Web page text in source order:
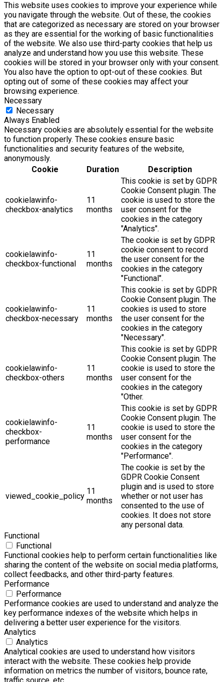
This website uses cookies to improve your experience while
you navigate through the website. Out of these, the cookies
that are categorized as necessary are stored on your browser
as they are essential for the working of basic functionalities
of the website. We also use third-party cookies that help us
analyze and understand how you use this website. These
cookies will be stored in your browser only with your consent.
You also have the option to opt-out of these cookies. But
opting out of some of these cookies may affect your
browsing experience.
Necessary
Necessary
Always Enabled
Necessary cookies are absolutely essential for the website
to function properly. These cookies ensure basic
functionalities and security features of the website,
anonymously.
Cookie
Duration Description
cookielawinfo-
checkbox-analytics
11
months
This cookie is set by GDPR
Cookie Consent plugin. The
cookie is used to store the
user consent for the
cookies in the category
"Analytics".
cookielawinfo-
checkbox-functional
11
months
The cookie is set by GDPR
cookie consent to record
the user consent for the
cookies in the category
"Functional".
cookielawinfo-
checkbox-necessary
11
months
This cookie is set by GDPR
Cookie Consent plugin. The
cookies is used to store
the user consent for the
cookies in the category
"Necessary".
cookielawinfo-
checkbox-others
11
months
This cookie is set by GDPR
Cookie Consent plugin. The
cookie is used to store the
user consent for the
cookies in the category
"Other.
cookielawinfo-
checkbox-
performance
11
months
This cookie is set by GDPR
Cookie Consent plugin. The
cookie is used to store the
user consent for the
cookies in the category
"Performance".
viewed_cookie_policy
11
months
The cookie is set by the
GDPR Cookie Consent
plugin and is used to store
whether or not user has
consented to the use of
cookies. It does not store
any personal data.
Functional
Functional
Functional cookies help to perform certain functionalities like
sharing the content of the website on social media platforms,
collect feedbacks, and other third-party features.
Performance
Performance
Performance cookies are used to understand and analyze the
key performance indexes of the website which helps in
delivering a better user experience for the visitors.
Analytics
Analytics
Analytical cookies are used to understand how visitors
interact with the website. These cookies help provide
information on metrics the number of visitors, bounce rate,